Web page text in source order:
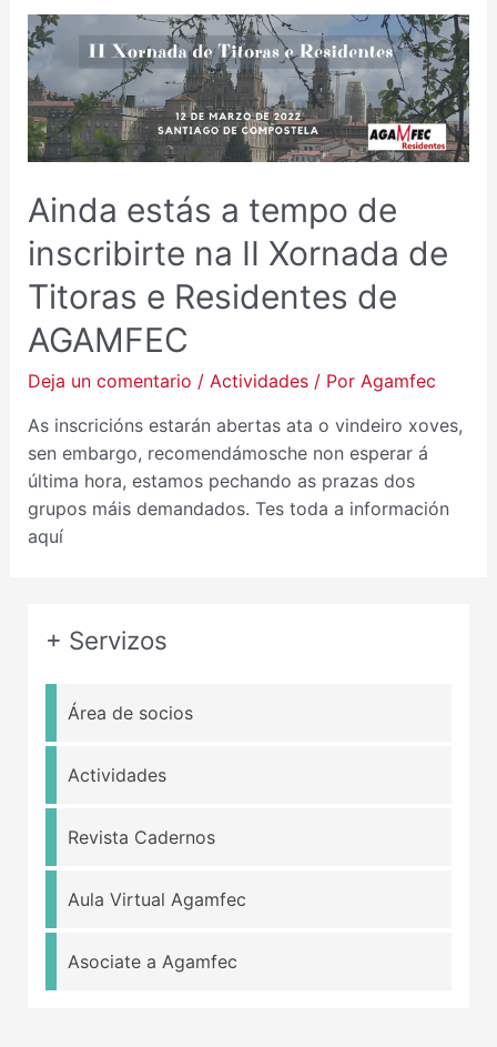
Ainda estás a tempo de
inscribirte na II Xornada de
Titoras e Residentes de
AGAMFEC
Deja un comentario / Actividades/ Por Agamfec
As inscricións estarán abertas ata o vindeiro xoves,
sen embargo, recomendámosche non esperar á
última hora, estamos pechando as prazas dos
grupos máis demandados. Tes toda a información
aquí
+ Servizos
Área de socios
Actividades
Revista Cadernos
Aula Virtual Agamfec
Asociate a Agamfec